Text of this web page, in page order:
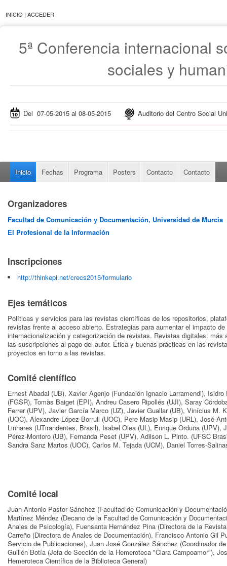
INICIO | ACCEDER
5ª Conferencia internacional
sociales y
Del 07-05-2015 al 08-05-2015 Auditorio del Centro Social
Inicio Fechas Programa Posters Contacto Contacto
Organizadores
Facultad de Comunicación y Documentación, Universidad de Murcia
El Profesional de la Información
Inscripciones
http://thinkepi.net/crecs2015/formulario
Ejes temáticos
Políticas y servicios para las revistas científicas de los repositorios,
revistas frente al acceso abierto. Estrategias para aumentar el impacto
internacionalización y categorización de revistas. Revistas digitales: más
las suscripciones al pago del autor. Ética y buenas prácticas en las
proyectos en torno a las revistas.
Comité científico
Ernest Abadal (UB), Xavier Agenjo (Fundación Ignacio Larramendi),
(FGSR), Tomàs Baiget (EPI), Andreu Casero Ripollés (UJI), Saray
Ferrer (UPV), Javier García Marco (UZ), Javier Guallar (UB), Vinícius M.
(UOC), Alexandre López-Borrull (UOC), Pere Masip Masip (URL), José-
Linhares (UTirandentes, Brasil), Isabel Olea (UL), Enrique Orduña (UPV),
Pérez-Montoro (UB), Fernanda Peset (UPV), Adilson L. Pinto. (UFSC
Sandra Sanz Martos (UOC), Carlos M. Tejada (UCM), Daniel Torres-
Comité local
Juan Antonio Pastor Sánchez (Facultad de Comunicación y
Martínez Méndez (Decano de la Facultad de Comunicación y
Anales de Psicología), Fuensanta Hernández Pina (Directora de la
Carreño (Directora de Anales de Documentación), Francisco Antonio Gil
Servicio de Publicaciones), Juan José González Sánchez (Coordinador
Guillén Botía (Jefa de Sección de la Hemeroteca "Clara Campoamor"),
Hemeroteca Científica de la Biblioteca General)